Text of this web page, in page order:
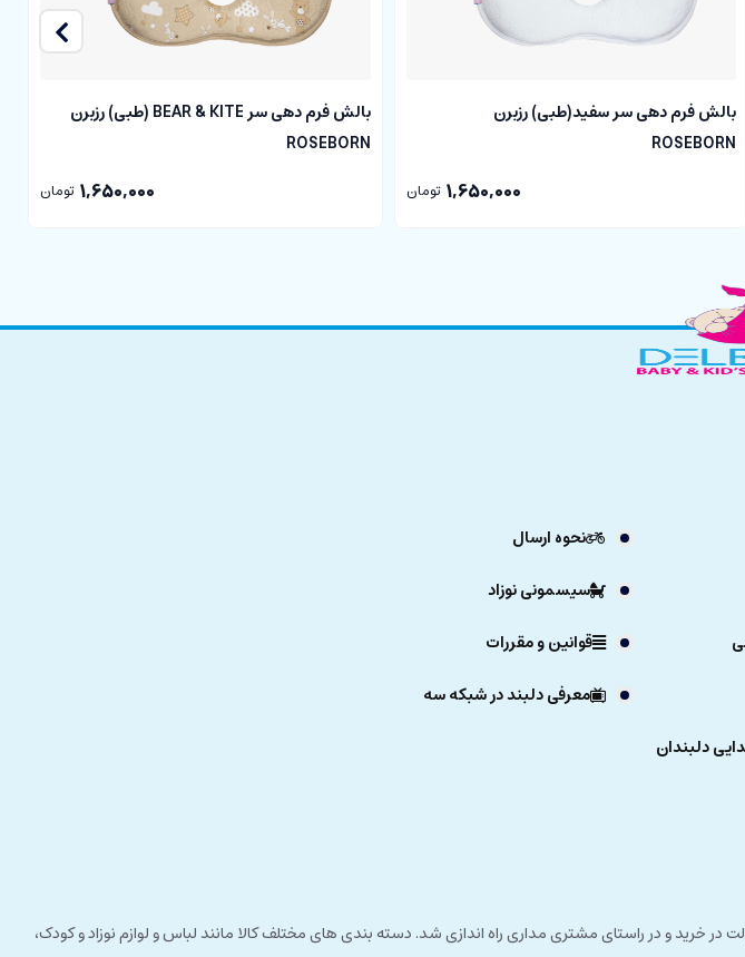
بالش فرم دهی سر سفید(طبی) رزبرن
ROSEBORN
1,650,000 تومان
بالش فرم دهی سر BEAR & KITE (طبی) رزبرن
ROSEBORN
1,650,000 تومان
نحوه ارسال
سیسمونی نوزاد
قوانین و مقررات
معرفی دلبند در شبکه سه
دلبندان
دلبندانمان" و با حفظ هدف سهولت در خرید و در راستای مشتری مداری راه اندازی شد. دسته بندی های مختلف کالا مانند لباس و لوازم نوزاد و کودک،